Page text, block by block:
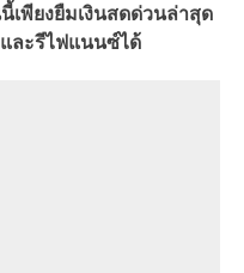
พียงยืมเงินสดด่วนล่าสุด
ละรีไฟแนนซ์ได้